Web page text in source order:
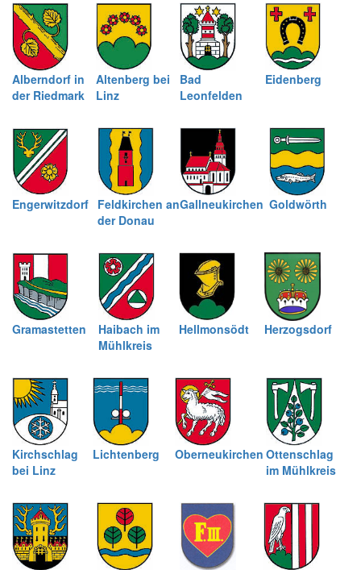
Alberndorf in
der Riedmark
Altenberg bei
Linz
Bad
Leonfelden
Eidenberg
Engerwitzdorf Feldkirchen an
der Donau
Gallneukirchen Goldwörth
Gramastetten
Haibach im
Mühlkreis
Hellmonsödt Herzogsdorf
Kirchschlag
bei Linz
Lichtenberg Oberneukirchen Ottenschlag
im Mühlkreis